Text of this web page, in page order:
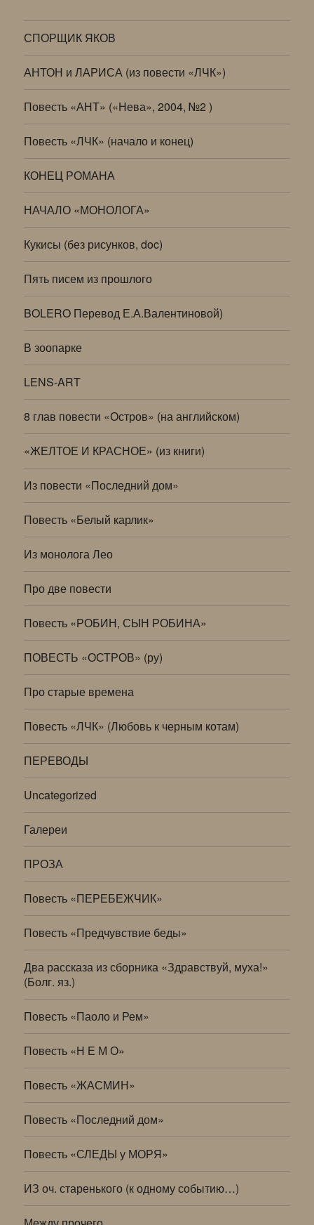
СПОРЩИК ЯКОВ
АНТОН и ЛАРИСА (из повести «ЛЧК»)
Повесть «АНТ» («Нева», 2004, №2 )
Повесть «ЛЧК» (начало и конец)
КОНЕЦ РОМАНА
НАЧАЛО «МОНОЛОГА»
Кукисы (без рисунков, doc)
Пять писем из прошлого
BOLERO Перевод Е.А.Валентиновой)
В зоопарке
LENS-ART
8 глав повести «Остров» (на английском)
«ЖЕЛТОЕ И КРАСНОЕ» (из книги)
Из повести «Последний дом»
Повесть «Белый карлик»
Из монолога Лео
Про две повести
Повесть «РОБИН, СЫН РОБИНА»
ПОВЕСТЬ «ОСТРОВ» (ру)
Про старые времена
Повесть «ЛЧК» (Любовь к черным котам)
ПЕРЕВОДЫ
Uncategorized
Галереи
ПРОЗА
Повесть «ПЕРЕБЕЖЧИК»
Повесть «Предчувствие беды»
Два рассказа из сборника «Здравствуй, муха!»
(Болг. яз.)
Повесть «Паоло и Рем»
Повесть «Н Е М О»
Повесть «ЖАСМИН»
Повесть «Последний дом»
Повесть «СЛЕДЫ у МОРЯ»
ИЗ оч. старенького (к одному событию…)